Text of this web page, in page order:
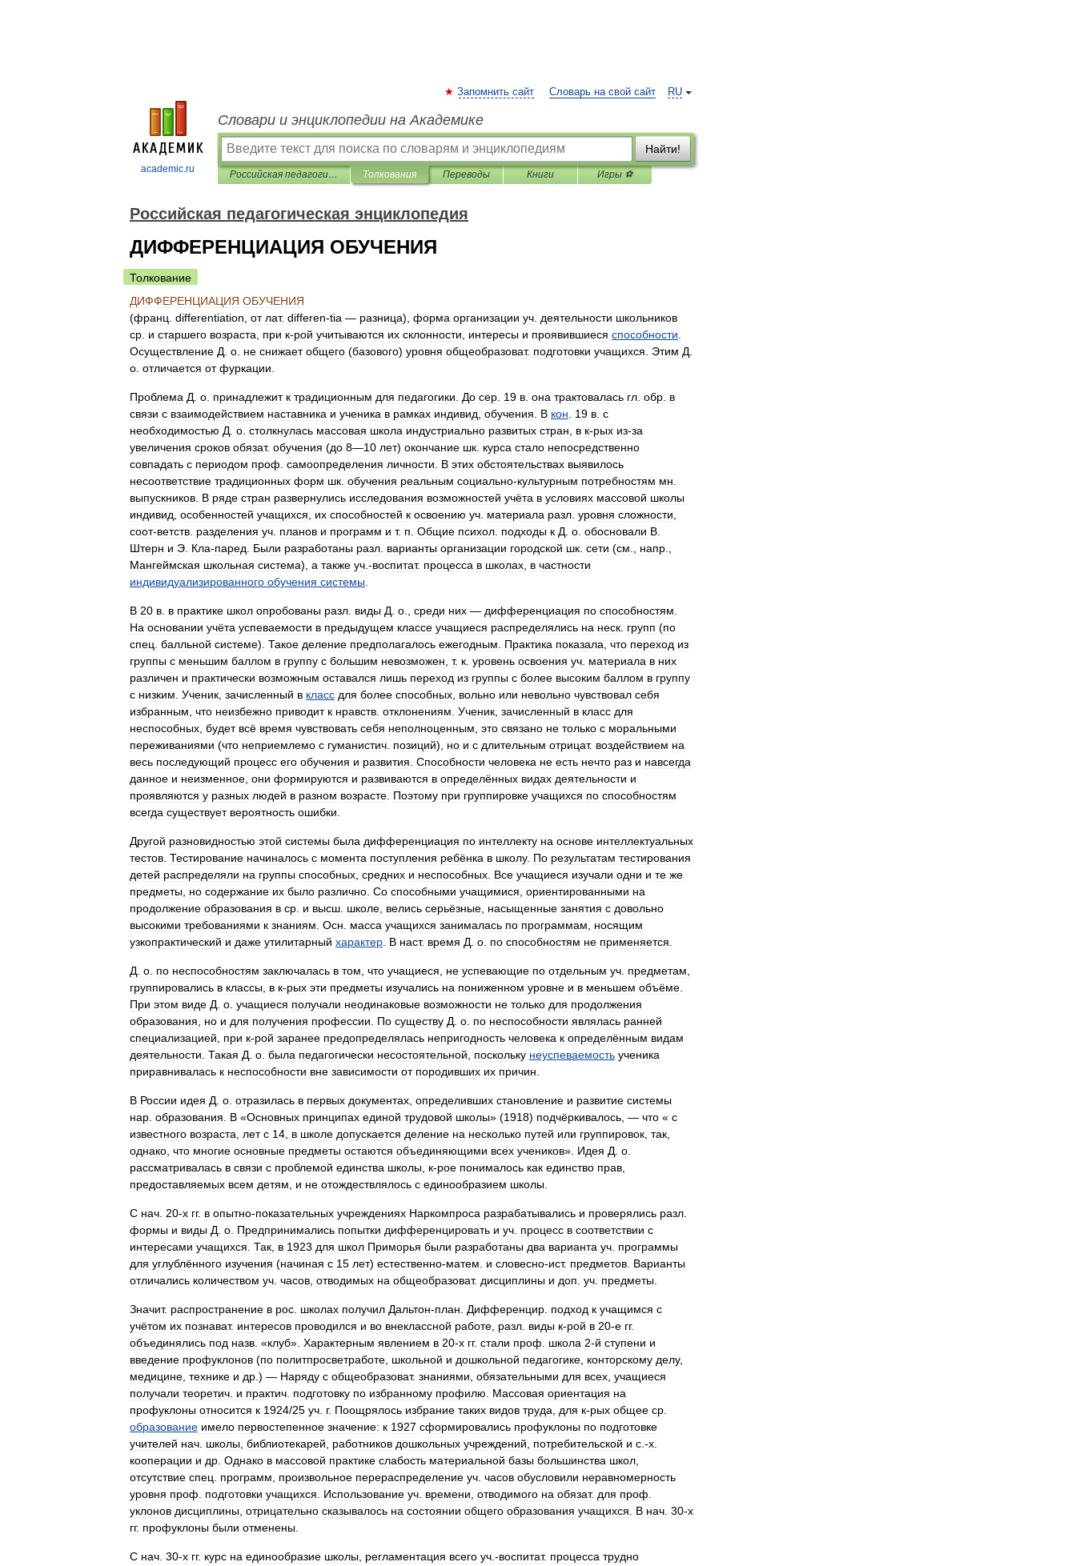
academic.ru
RU
Запомнить сайт Словарь на свой сайт
Словари и энциклопедии на Академике
Найти!
Российская педагогическая энциклопедия Толкования Переводы Книги Игры ⚽
Российская педагогическая энциклопедия
ДИФФЕРЕНЦИАЦИЯ ОБУЧЕНИЯ
Толкование
ДИФФЕРЕНЦИАЦИЯ ОБУЧЕНИЯ
(франц differentiation от лат. differen-tia — разница), форма организации уч деятельности школьников
ср и старшего возраста при к-рой учитываются их склонности интересы и проявившиеся способности
Осуществление Д о не снижает общего (базового) уровня общеобразоват. подготовки учащихся Этим Д
о отличается от фуркации
Проблема Д о принадлежит к традиционным для педагогики До сер 19 в она трактовалась гл обр в
связи с взаимодействием наставника и ученика в рамках индивид обучения В кон 19 в с
необходимостью Д о столкнулась массовая школа индустриально развитых стран в к-рых из-за
увеличения сроков обязат. обучения (до 8—10 лет) окончание шк курса стало непосредственно
совпадать с периодом проф самоопределения личности В этих обстоятельствах выявилось
несоответствие традиционных форм шк обучения реальным социально-культурным потребностям мн
выпускников В ряде стран развернулись исследования возможностей учёта в условиях массовой школы
индивид особенностей учащихся их способностей к освоению уч материала разл уровня сложности
соот-ветств разделения уч планов и программ и т. п Общие психол подходы к Д о обосновали В
Штерн и Э Кла-паред Были разработаны разл варианты организации городской шк сети (см напр
Мангеймская школьная система), а также уч .-воспитат. процесса в школах в частности
индивидуализированного обучения системы
В 20 в в практике школ опробованы разл виды Д о среди них — дифференциация по способностям
На основании учёта успеваемости в предыдущем классе учащиеся распределялись на неск групп (по
спец балльной системе). Такое деление предполагалось ежегодным Практика показала что переход из
группы с меньшим баллом в группу с большим невозможен т. к уровень освоения уч материала в них
различен и практически возможным оставался лишь переход из группы с более высоким баллом в группу
с низким Ученик зачисленный в класс для более способных вольно или невольно чувствовал себя
избранным что неизбежно приводит к нравств отклонениям Ученик зачисленный в класс для
неспособных будет всё время чувствовать себя неполноценным это связано не только с моральными
переживаниями (что неприемлемо с гуманистич позиций), но и с длительным отрицат. воздействием на
весь последующий процесс его обучения и развития Способности человека не есть нечто раз и навсегда
данное и неизменное они формируются и развиваются в определённых видах деятельности и
проявляются у разных людей в разном возрасте Поэтому при группировке учащихся по способностям
всегда существует вероятность ошибки
Другой разновидностью этой системы была дифференциация по интеллекту на основе интеллектуальных
тестов Тестирование начиналось с момента поступления ребёнка в школу. По результатам тестирования
детей распределяли на группы способных средних и неспособных Все учащиеся изучали одни и те же
предметы но содержание их было различно Со способными учащимися ориентированными на
продолжение образования в ср и высш школе велись серьёзные насыщенные занятия с довольно
высокими требованиями к знаниям Осн масса учащихся занималась по программам
носящим
узкопрактический и даже утилитарный характер В наст. время Д о по способностям не применяется
Д о по неспособностям заключалась в том что учащиеся не успевающие по отдельным уч предметам
группировались в классы в к-рых эти предметы изучались на пониженном уровне и в меньшем объёме
При этом виде Д о учащиеся получали неодинаковые возможности не только для продолжения
образования
но и для получения профессии По существу Д о по неспособности являлась ранней
специализацией
при к-рой заранее предопределялась непригодность человека к определённым видам
деятельности Такая Д о была педагогически несостоятельной поскольку неуспеваемость ученика
приравнивалась к неспособности вне зависимости от породивших их причин
В России идея Д о отразилась в первых документах определивших становление и развитие системы
нар образования В «Основных принципах единой трудовой школы» (1918) подчёркивалось , — что « с
известного возраста лет с 14 в школе допускается деление на несколько путей или группировок так
однако что многие основные предметы остаются объединяющими всех учеников». Идея Д о
рассматривалась в связи с проблемой единства школы к-рое понималось как единство прав
предоставляемых всем детям и не отождествлялось с единообразием школы
С нач 20-х гг. в опытно-показательных учреждениях Наркомпроса разрабатывались и проверялись разл
формы и виды Д о Предпринимались попытки дифференцировать и уч процесс в соответствии с
интересами учащихся Так в 1923 для школ Приморья были разработаны два варианта уч программы
для углублённого изучения (начиная с 15 лет) естественно-матем и словесно-ист. предметов Варианты
отличались количеством уч часов отводимых на общеобразоват. дисциплины и доп уч предметы
Значит. распространение в рос школах получил Дальтон-план Дифференцир подход к учащимся с
учётом их познават. интересов проводился и во внеклассной работе разл виды к-рой в 20-е гг.
объединялись под назв . «клуб». Характерным явлением в 20-х гг. стали проф школа 2-й ступени и
введение профуклонов (по политпросветработе школьной и дошкольной педагогике конторскому делу,
медицине технике и др .) — Наряду с общеобразоват. знаниями обязательными для всех учащиеся
получали теоретич и практич подготовку по избранному профилю Массовая ориентация на
профуклоны относится к 1924/25 уч г. Поощрялось избрание таких видов труда для к-рых общее ср
образование имело первостепенное значение: к 1927 сформировались профуклоны по подготовке
учителей нач школы библиотекарей работников дошкольных учреждений потребительской и с .-х
кооперации и др Однако в массовой практике слабость материальной базы большинства школ
отсутствие спец программ произвольное перераспределение уч часов обусловили неравномерность
уровня проф подготовки учащихся Использование уч времени отводимого на обязат. для проф
уклонов дисциплины отрицательно сказывалось на состоянии общего образования учащихся В нач 30-х
гг. профуклоны были отменены
С нач 30-х гг. курс на единообразие школы регламентация всего уч .-воспитат. процесса трудно